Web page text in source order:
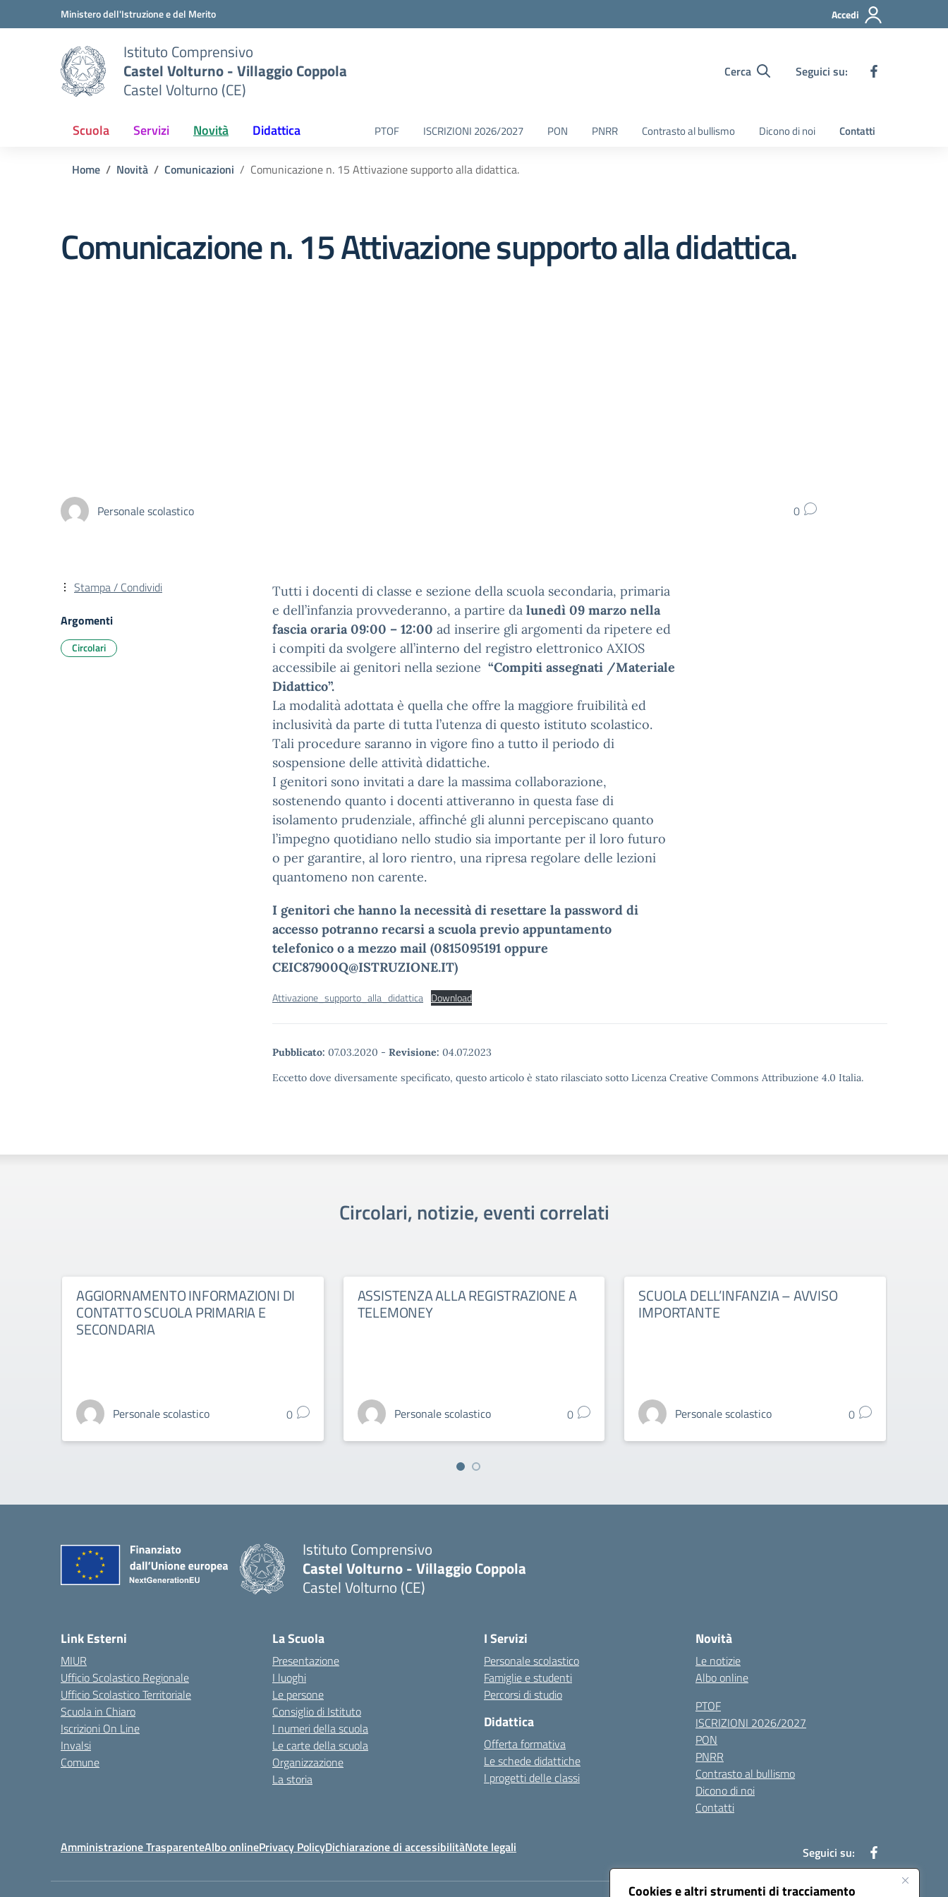
Cookies e altri strumenti di tracciamento
Vai ai contenuti
Vai al menu di navigazioneMinistero dell'Istruzione e del Merito Accedi
Istituto Comprensivo
Castel Volturno - Villaggio Coppola
Castel Volturno (CE)
Cerca Seguici su:
Scuola Servizi Novità Didattica PTOF ISCRIZIONI 2026/2027 PON PNRR Contrasto al bullismo Dicono di noi Contatti
Home Novità Comunicazioni Comunicazione n. 15 Attivazione supporto alla didattica.
Comunicazione n. 15 Attivazione supporto alla didattica.
Personale scolastico 0
Tutti i docenti di classe e sezione della scuola secondaria, primaria
e dell’infanzia provvederanno, a partire da lunedì 09 marzo nella
fascia oraria 09:00 – 12:00 ad inserire gli argomenti da ripetere ed
i compiti da svolgere all’interno del registro elettronico AXIOS
accessibile ai genitori nella sezione “Compiti assegnati /Materiale
Didattico”.
La modalità adottata è quella che offre la maggiore fruibilità ed
inclusività da parte di tutta l’utenza di questo istituto scolastico.
Tali procedure saranno in vigore fino a tutto il periodo di
sospensione delle attività didattiche.
I genitori sono invitati a dare la massima collaborazione,
sostenendo quanto i docenti attiveranno in questa fase di
isolamento prudenziale, affinché gli alunni percepiscano quanto
l’impegno quotidiano nello studio sia importante per il loro futuro
o per garantire, al loro rientro, una ripresa regolare delle lezioni
quantomeno non carente.
I genitori che hanno la necessità di resettare la password di
accesso potranno recarsi a scuola previo appuntamento
telefonico o a mezzo mail (0815095191 oppure
CEIC87900Q@ISTRUZIONE.IT)
Attivazione_supporto_alla_didattica Download
Pubblicato: 07.03.2020 - Revisione: 04.07.2023
Eccetto dove diversamente specificato, questo articolo è stato rilasciato sotto Licenza Creative Commons Attribuzione 4.0 Italia.
Stampa / Condividi
Argomenti
Circolari
Circolari, notizie, eventi correlati
AGGIORNAMENTO INFORMAZIONI DI
CONTATTO SCUOLA PRIMARIA E
SECONDARIA
Personale scolastico 0
ASSISTENZA ALLA REGISTRAZIONE A
TELEMONEY
Personale scolastico 0
SCUOLA DELL’INFANZIA – AVVISO
IMPORTANTE
Personale scolastico 0
Istituto Comprensivo
Castel Volturno - Villaggio Coppola
Castel Volturno (CE)
Link Esterni
MIUR
Ufficio Scolastico Regionale
Ufficio Scolastico Territoriale
Scuola in Chiaro
Iscrizioni On Line
Invalsi
Comune
La Scuola
Presentazione
I luoghi
Le persone
Consiglio di Istituto
I numeri della scuola
Le carte della scuola
Organizzazione
La storia
I Servizi
Personale scolastico
Famiglie e studenti
Percorsi di studio
Didattica
Offerta formativa
Le schede didattiche
I progetti delle classi
Novità
Le notizie
Albo online
PTOF
ISCRIZIONI 2026/2027
PON
PNRR
Contrasto al bullismo
Dicono di noi
Contatti
Amministrazione TrasparenteAlbo onlinePrivacy PolicyDichiarazione di accessibilitàNote legali Seguici su: